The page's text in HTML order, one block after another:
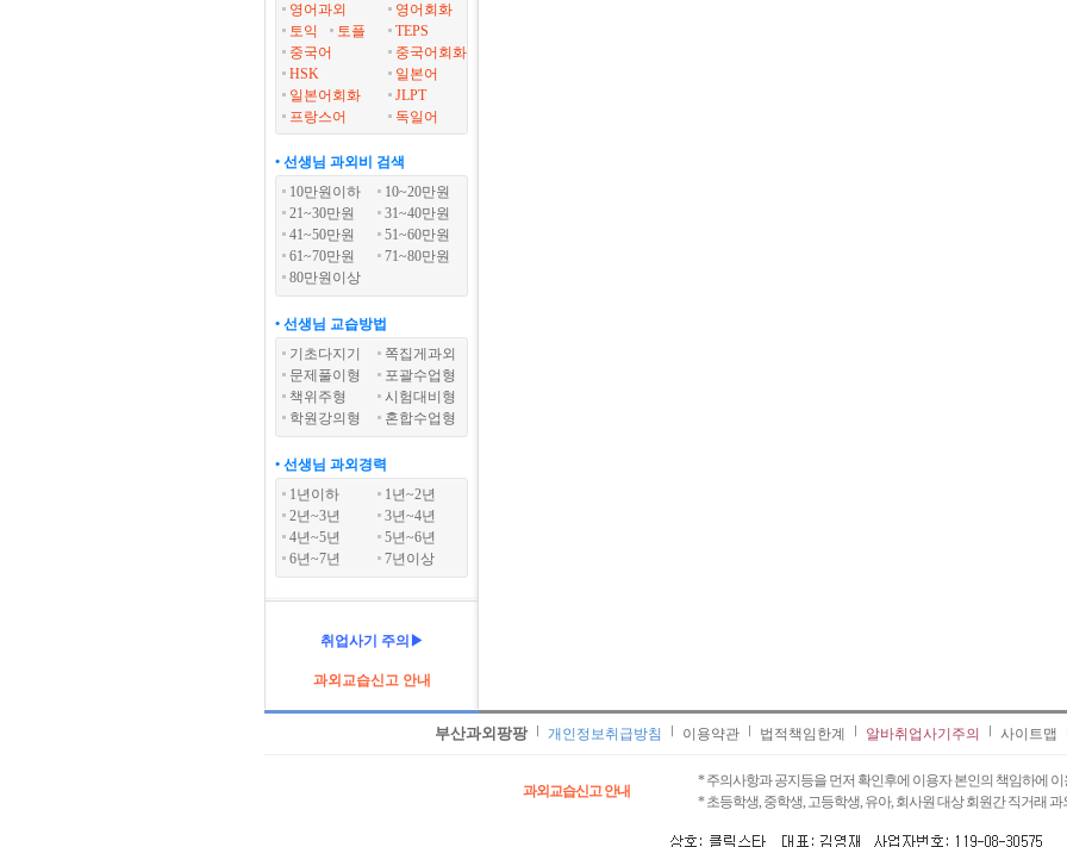
영어과외
영어회화
토익
토플
TEPS
중국어
중국어회화
HSK
일본어
일본어회화
JLPT
프랑스어
독일어
• 선생님 과외비 검색
10만원이하
10~20만원
21~30만원
31~40만원
41~50만원
51~60만원
61~70만원
71~80만원
80만원이상
• 선생님 교습방법
기초다지기
쪽집게과외
문제풀이형
포괄수업형
책위주형
시험대비형
학원강의형
혼합수업형
• 선생님 과외경력
1년이하
1년~2년
2년~3년
3년~4년
4년~5년
5년~6년
6년~7년
7년이상
취업사기 주의▶
과외교습신고 안내
부산과외팡팡 개인정보취급방침 이용약관 법적책임한계 알바취업사기주의 사이트맵
과외교습신고 안내
* 주의사항과 공지등을 먼저 확인후에 이용자 본인의 책임하에
* 초등학생, 중학생, 고등학생, 유아, 회사원 대상 회원간 직거래